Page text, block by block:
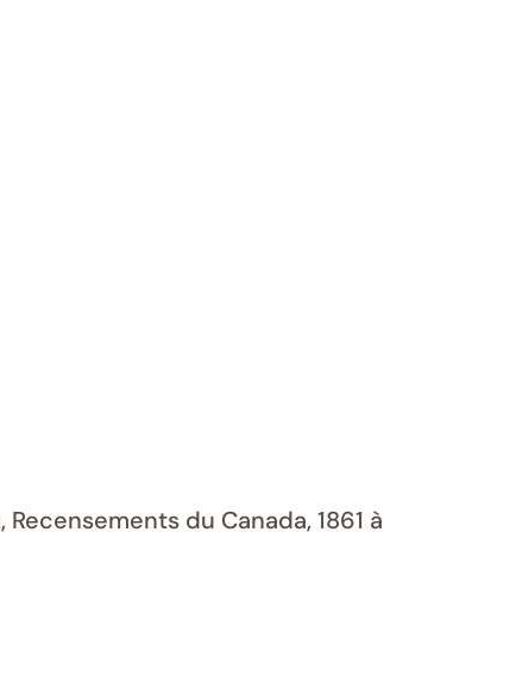
du Canada, 1861 à